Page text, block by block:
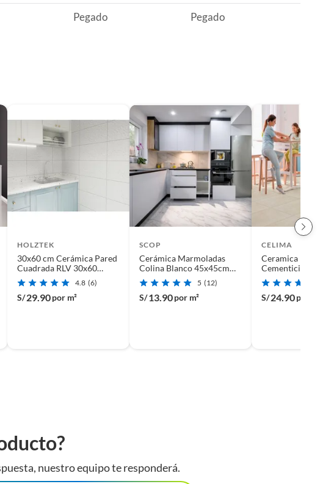
Pegado Pegado
HOLZTEK
30x60 cm Cerámica Pared
Cuadrada RLV 30x60
1.62m2 Blanco 1.62 m2
4.8 (6)
S/29.90por m²
SCOP
Cerámica Marmoladas
Colina Blanco 45x45cm
2.29m2.
5 (12)
S/13.90por m²
CELIMA
Ceramica Perla
Cementicio
2.23m2
S/24.90por
nuestro equipo te responderá.